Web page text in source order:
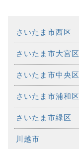
さいたま市西区
さいたま市大宮区
さいたま市中央区
さいたま市浦和区
さいたま市緑区
川越市